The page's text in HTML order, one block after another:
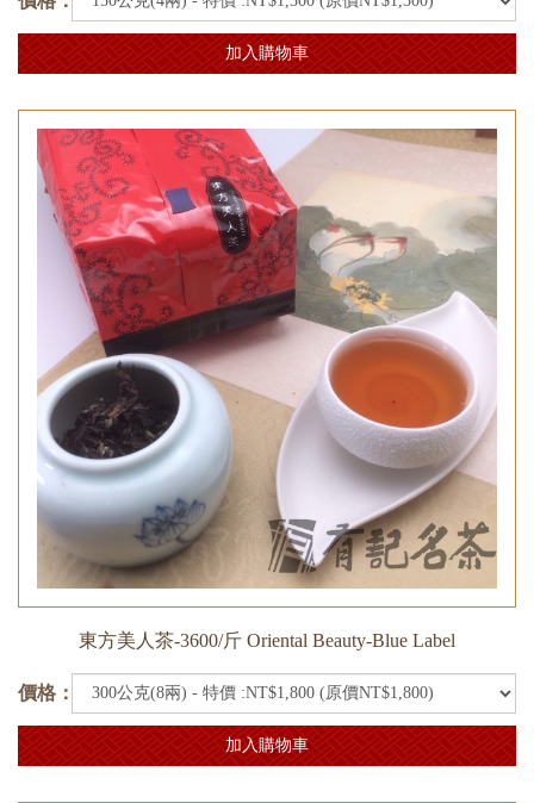
加入購物車
東方美人茶-3600/斤 Oriental Beauty-Blue Label
價格：
加入購物車